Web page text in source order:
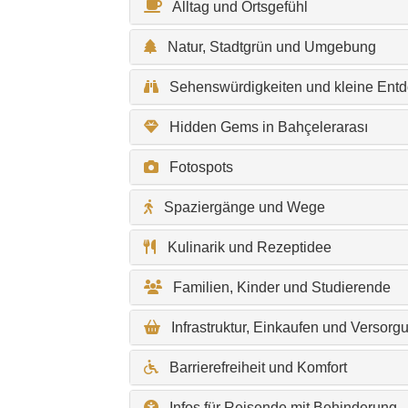
Alltag und Ortsgefühl
Natur, Stadtgrün und Umgebung
Sehenswürdigkeiten und kleine
Hidden Gems in Bahçelerarası
Fotospots
Spaziergänge und Wege
Kulinarik und Rezeptidee
Familien, Kinder und Studierende
Infrastruktur, Einkaufen und
Barrierefreiheit und Komfort